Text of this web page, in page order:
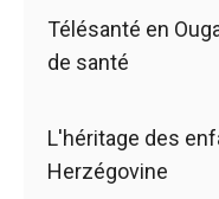
Télésanté en
de santé
L'héritage des
Herzégovine